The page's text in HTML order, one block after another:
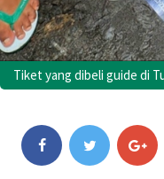
Tiket yang dibeli guide di